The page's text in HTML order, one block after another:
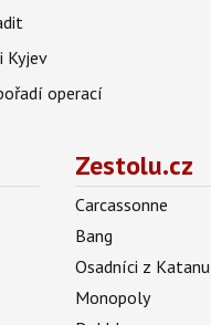
Kyjev
operací
Zestolu.cz
Carcassonne
Bang
Osadníci z Katanu
Monopoly